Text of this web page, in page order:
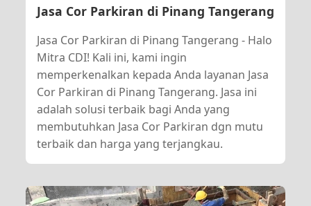
Jasa Cor Parkiran di Pinang Tangerang
Jasa Cor Parkiran di Pinang Tangerang - Halo
Mitra CDI! Kali ini, kami ingin
memperkenalkan kepada Anda layanan Jasa
Cor Parkiran di Pinang Tangerang. Jasa ini
adalah solusi terbaik bagi Anda yang
membutuhkan Jasa Cor Parkiran dgn mutu
terbaik dan harga yang terjangkau.